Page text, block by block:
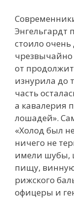
Энгельгардт
стоило
от
изнурила до
часть
а кавалерия
лошадей».
«Холод был
ничего не
имели шубы,
пищу,
рижского
офицеры и